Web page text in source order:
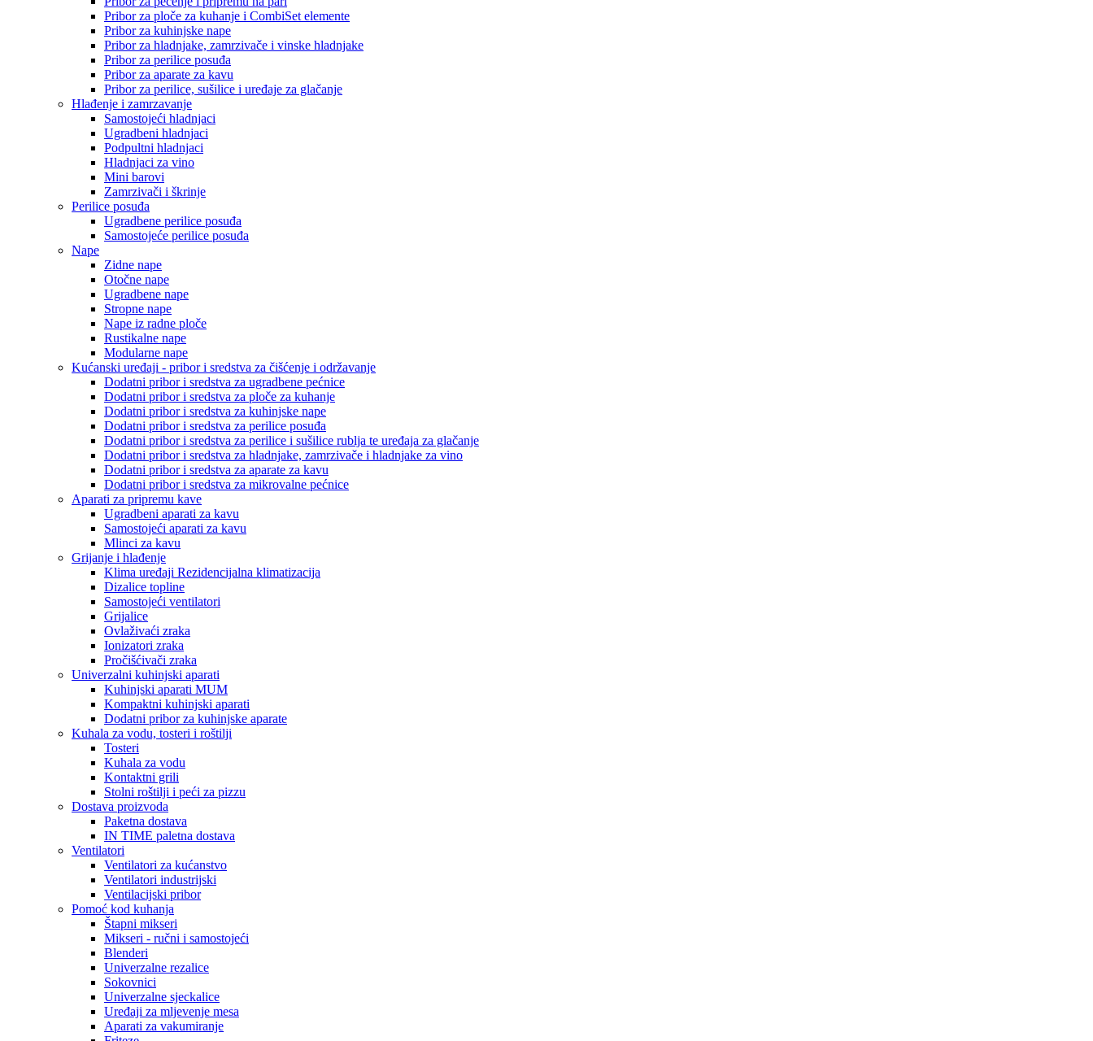
Pribor za ploče za kuhanje i CombiSet elemente
Pribor za kuhinjske nape
Pribor za hladnjake, zamrzivače i vinske hladnjake
Pribor za perilice posuđa
Pribor za aparate za kavu
Pribor za perilice, sušilice i uređaje za glačanje
Hlađenje i zamrzavanje
Samostojeći hladnjaci
Ugradbeni hladnjaci
Podpultni hladnjaci
Hladnjaci za vino
Mini barovi
Zamrzivači i škrinje
Perilice posuđa
Ugradbene perilice posuđa
Samostojeće perilice posuđa
Nape
Zidne nape
Otočne nape
Ugradbene nape
Stropne nape
Nape iz radne ploče
Rustikalne nape
Modularne nape
Kućanski uređaji - pribor i sredstva za čišćenje i održavanje
Dodatni pribor i sredstva za ugradbene pećnice
Dodatni pribor i sredstva za ploče za kuhanje
Dodatni pribor i sredstva za kuhinjske nape
Dodatni pribor i sredstva za perilice posuđa
Dodatni pribor i sredstva za perilice i sušilice rublja te uređaja za glačanje
Dodatni pribor i sredstva za hladnjake, zamrzivače i hladnjake za vino
Dodatni pribor i sredstva za aparate za kavu
Dodatni pribor i sredstva za mikrovalne pećnice
Aparati za pripremu kave
Ugradbeni aparati za kavu
Samostojeći aparati za kavu
Mlinci za kavu
Grijanje i hlađenje
Klima uređaji Rezidencijalna klimatizacija
Dizalice topline
Samostojeći ventilatori
Grijalice
Ovlaživaći zraka
Ionizatori zraka
Pročišćivači zraka
Univerzalni kuhinjski aparati
Kuhinjski aparati MUM
Kompaktni kuhinjski aparati
Dodatni pribor za kuhinjske aparate
Kuhala za vodu, tosteri i roštilji
Tosteri
Kuhala za vodu
Kontaktni grili
Stolni roštilji i peći za pizzu
Dostava proizvoda
Paketna dostava
IN TIME paletna dostava
Ventilatori
Ventilatori za kućanstvo
Ventilatori industrijski
Ventilacijski pribor
Pomoć kod kuhanja
Štapni mikseri
Mikseri - ručni i samostojeći
Blenderi
Univerzalne rezalice
Sokovnici
Univerzalne sjeckalice
Uređaji za mljevenje mesa
Aparati za vakumiranje